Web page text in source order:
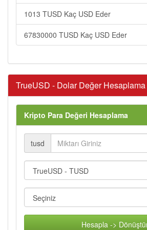
1013 TUSD Kaç USD Eder
67830000 TUSD Kaç USD Eder
TrueUSD - Dolar Değer Hesaplama
Kripto Para Değeri Hesaplama
tusd
Hesapla ->